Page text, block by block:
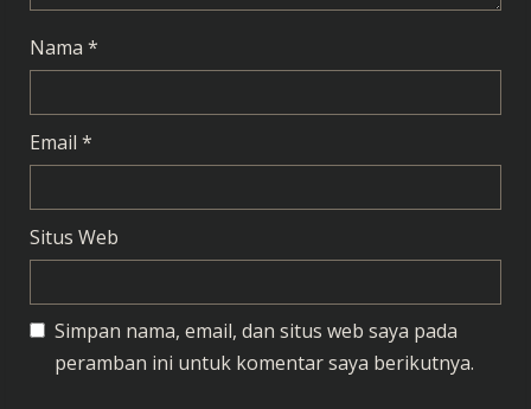
Nama *
Email *
Situs Web
Simpan nama, email, dan situs web saya pada
peramban ini untuk komentar saya berikutnya.